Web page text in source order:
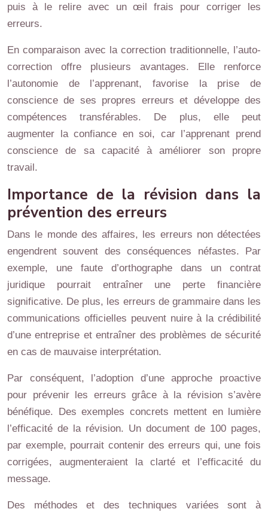
puis à le relire avec un œil frais pour corriger les
erreurs.
En comparaison avec la correction traditionnelle, l’auto-
correction offre plusieurs avantages. Elle renforce
l’autonomie de l’apprenant, favorise la prise de
conscience de ses propres erreurs et développe des
compétences transférables. De plus, elle peut
augmenter la confiance en soi, car l’apprenant prend
conscience de sa capacité à améliorer son propre
travail.
Importance de la révision dans la
prévention des erreurs
Dans le monde des affaires, les erreurs non détectées
engendrent souvent des conséquences néfastes. Par
exemple, une faute d’orthographe dans un contrat
juridique pourrait entraîner une perte financière
significative. De plus, les erreurs de grammaire dans les
communications officielles peuvent nuire à la crédibilité
d’une entreprise et entraîner des problèmes de sécurité
en cas de mauvaise interprétation.
Par conséquent, l’adoption d’une approche proactive
pour prévenir les erreurs grâce à la révision s’avère
bénéfique. Des exemples concrets mettent en lumière
l’efficacité de la révision. Un document de 100 pages,
par exemple, pourrait contenir des erreurs qui, une fois
corrigées, augmenteraient la clarté et l’efficacité du
message.
Des méthodes et des techniques variées sont à